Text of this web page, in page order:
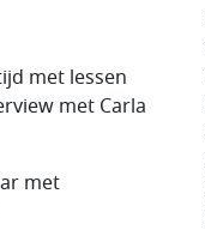
met lessen
met Carla
met